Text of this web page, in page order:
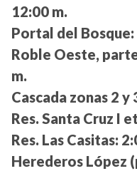
12:00 m.
Portal del Bosque:
Roble Oeste,
m.
Cascada zonas 2 y
Res. Santa Cruz I
Res. Las Casitas:
Herederos López